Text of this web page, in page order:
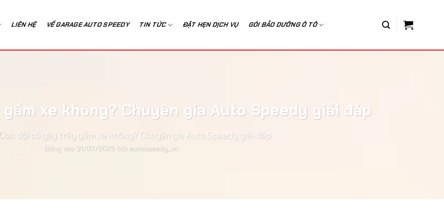
LIÊN HỆ VỀ GARAGE AUTO SPEEDY TIN TỨC ĐẶT HẸN DỊCH VỤ GÓI BẢO DƯỠNG Ô TÔ
xe không? Chuyên gia Auto Speedy giải đáp
Con đội có gây trầy gầm xe không? Chuyên gia Auto Speedy giải đáp
Đăng vào 31/07/2025 bởi autospeedy_vn